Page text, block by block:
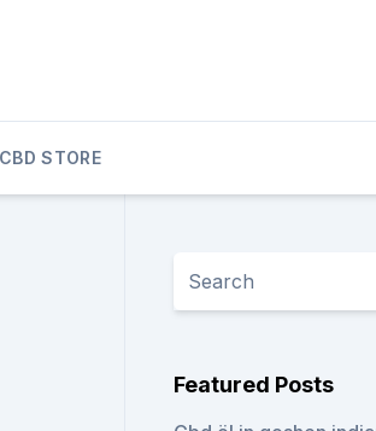
CBD STORE
Featured Posts